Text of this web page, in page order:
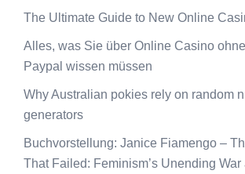
The Ultimate Guide to New Online
Alles, was Sie über Online Casino
Paypal wissen müssen
Why Australian pokies rely on random
generators
Buchvorstellung: Janice Fiamengo –
That Failed: Feminism’s Unending War